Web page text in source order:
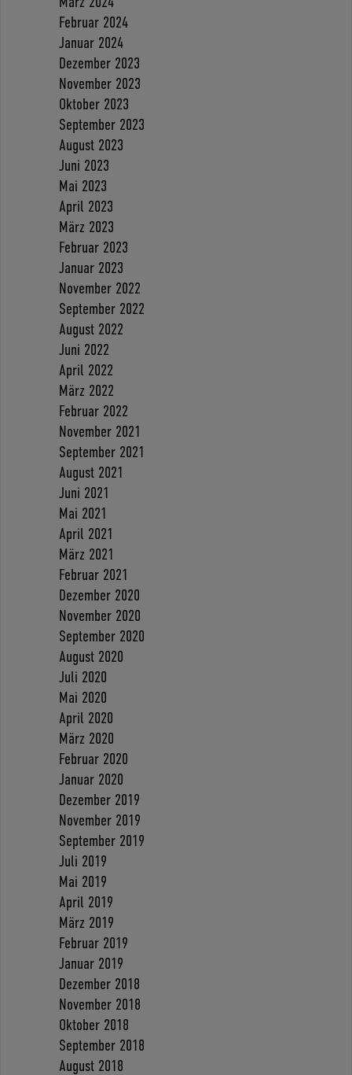
Februar 2024
Januar 2024
Dezember 2023
November 2023
Oktober 2023
September 2023
August 2023
Juni 2023
Mai 2023
April 2023
März 2023
Februar 2023
Januar 2023
November 2022
September 2022
August 2022
Juni 2022
April 2022
März 2022
Februar 2022
November 2021
September 2021
August 2021
Juni 2021
Mai 2021
April 2021
März 2021
Februar 2021
Dezember 2020
November 2020
September 2020
August 2020
Juli 2020
Mai 2020
April 2020
März 2020
Februar 2020
Januar 2020
Dezember 2019
November 2019
September 2019
Juli 2019
Mai 2019
April 2019
März 2019
Februar 2019
Januar 2019
Dezember 2018
November 2018
Oktober 2018
September 2018
August 2018